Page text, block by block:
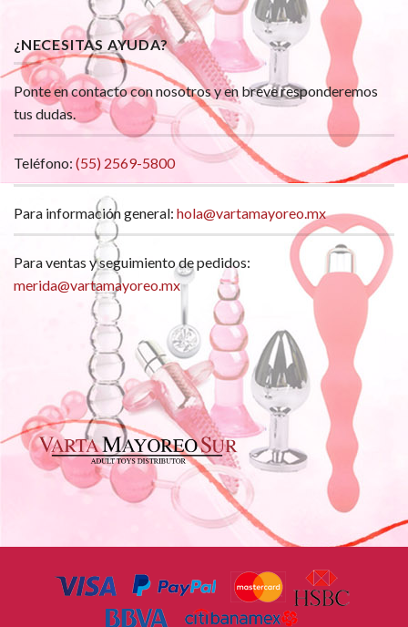
¿NECESITAS AYUDA?
Ponte en contacto con nosotros y en breve responderemos
tus dudas.
Teléfono: (55) 2569-5800
Para información general: hola@vartamayoreo.mx
Para ventas y seguimiento de pedidos:
merida@vartamayoreo.mx